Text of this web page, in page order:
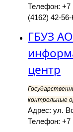
Телефон: +7
(4162) 42-56-
ГБУЗ
центр
контрольные
Адрес: ул.
Телефон: +7